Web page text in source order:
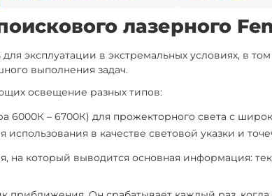
лазерного
эксплуатации в экстремальных условиях, в
выполнения задач.
освещение разных типов:
6000К – 6700К) для прожекторного света с
в качестве световой указки и
на который выводится основная информация: